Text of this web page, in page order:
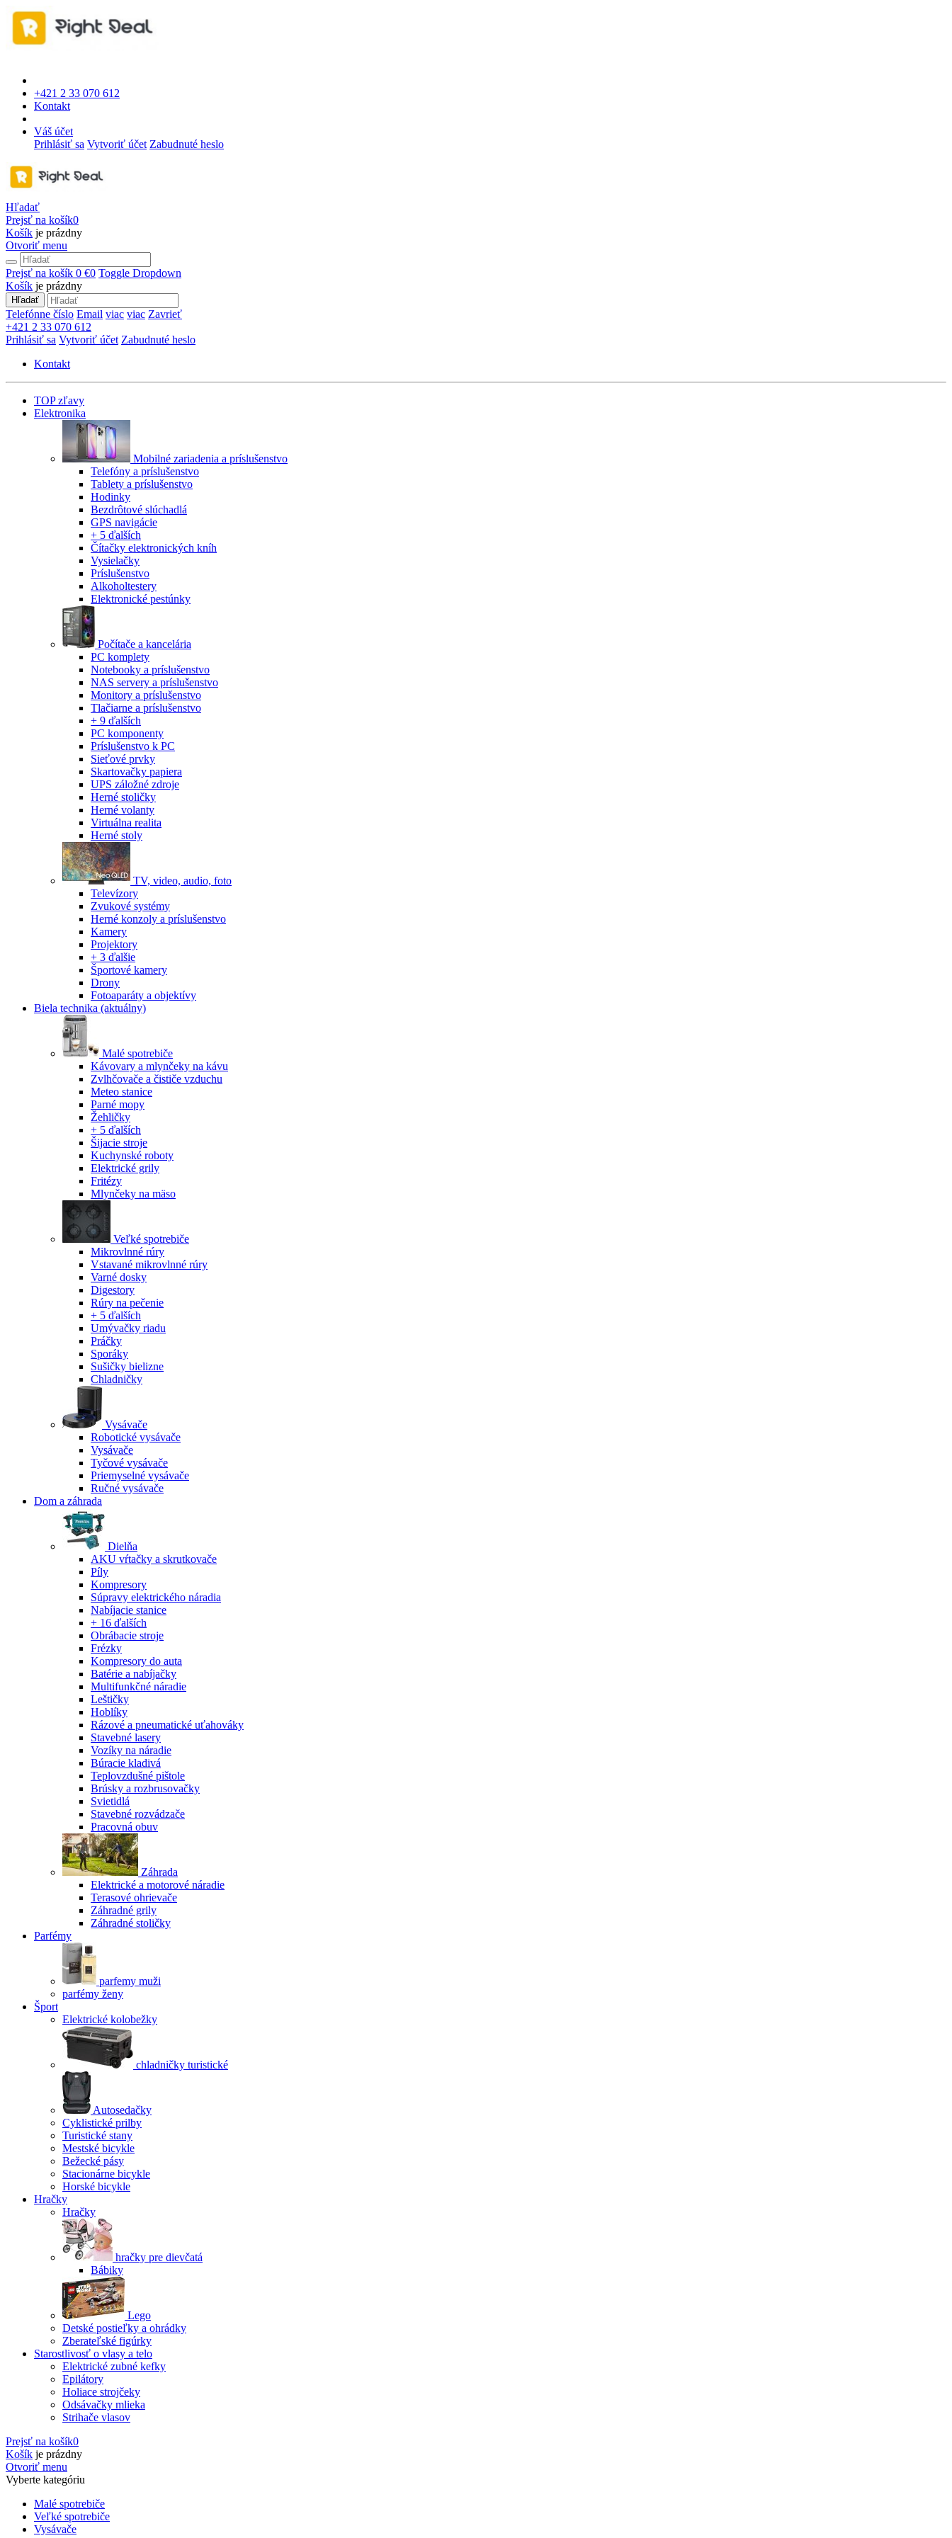
+421 2 33 070 612
Kontakt
Váš účet
Prihlásiť sa Vytvoriť účet Zabudnuté heslo
Hľadať
Prejsť na košík0
Košík je prázdny
Otvoriť menu
Prejsť na košík 0 €0 Toggle Dropdown
Košík je prázdny
Hľadať
Telefónne číslo Email viac viac Zavrieť
+421 2 33 070 612
Prihlásiť sa Vytvoriť účet Zabudnuté heslo
Kontakt
TOP zľavy
Elektronika
Mobilné zariadenia a príslušenstvo
Telefóny a príslušenstvo
Tablety a príslušenstvo
Hodinky
Bezdrôtové slúchadlá
GPS navigácie
+ 5 ďalších
Čítačky elektronických kníh
Vysielačky
Príslušenstvo
Alkoholtestery
Elektronické pestúnky
Počítače a kancelária
PC komplety
Notebooky a príslušenstvo
NAS servery a príslušenstvo
Monitory a príslušenstvo
Tlačiarne a príslušenstvo
+ 9 ďalších
PC komponenty
Príslušenstvo k PC
Sieťové prvky
Skartovačky papiera
UPS záložné zdroje
Herné stoličky
Herné volanty
Virtuálna realita
Herné stoly
TV, video, audio, foto
Televízory
Zvukové systémy
Herné konzoly a príslušenstvo
Kamery
Projektory
+ 3 ďalšie
Športové kamery
Drony
Fotoaparáty a objektívy
Biela technika (aktuálny)
Malé spotrebiče
Kávovary a mlynčeky na kávu
Zvlhčovače a čističe vzduchu
Meteo stanice
Parné mopy
Žehličky
+ 5 ďalších
Šijacie stroje
Kuchynské roboty
Elektrické grily
Fritézy
Mlynčeky na mäso
Veľké spotrebiče
Mikrovlnné rúry
Vstavané mikrovlnné rúry
Varné dosky
Digestory
Rúry na pečenie
+ 5 ďalších
Umývačky riadu
Práčky
Sporáky
Sušičky bielizne
Chladničky
Vysávače
Robotické vysávače
Vysávače
Tyčové vysávače
Priemyselné vysávače
Ručné vysávače
Dom a záhrada
Dielňa
AKU vŕtačky a skrutkovače
Píly
Kompresory
Súpravy elektrického náradia
Nabíjacie stanice
+ 16 ďalších
Obrábacie stroje
Frézky
Kompresory do auta
Batérie a nabíjačky
Multifunkčné náradie
Leštičky
Hoblíky
Rázové a pneumatické uťahováky
Stavebné lasery
Vozíky na náradie
Búracie kladivá
Teplovzdušné pištole
Brúsky a rozbrusovačky
Svietidlá
Stavebné rozvádzače
Pracovná obuv
Záhrada
Elektrické a motorové náradie
Terasové ohrievače
Záhradné grily
Záhradné stoličky
Parfémy
parfemy muži
parfémy ženy
Šport
Elektrické kolobežky
chladničky turistické
Autosedačky
Cyklistické prilby
Turistické stany
Mestské bicykle
Bežecké pásy
Stacionárne bicykle
Horské bicykle
Hračky
Hračky
hračky pre dievčatá
Bábiky
Lego
Detské postieľky a ohrádky
Zberateľské figúrky
Starostlivosť o vlasy a telo
Elektrické zubné kefky
Epilátory
Holiace strojčeky
Odsávačky mlieka
Strihače vlasov
Prejsť na košík0
Košík je prázdny
Otvoriť menu
Vyberte kategóriu
Malé spotrebiče
Veľké spotrebiče
Vysávače